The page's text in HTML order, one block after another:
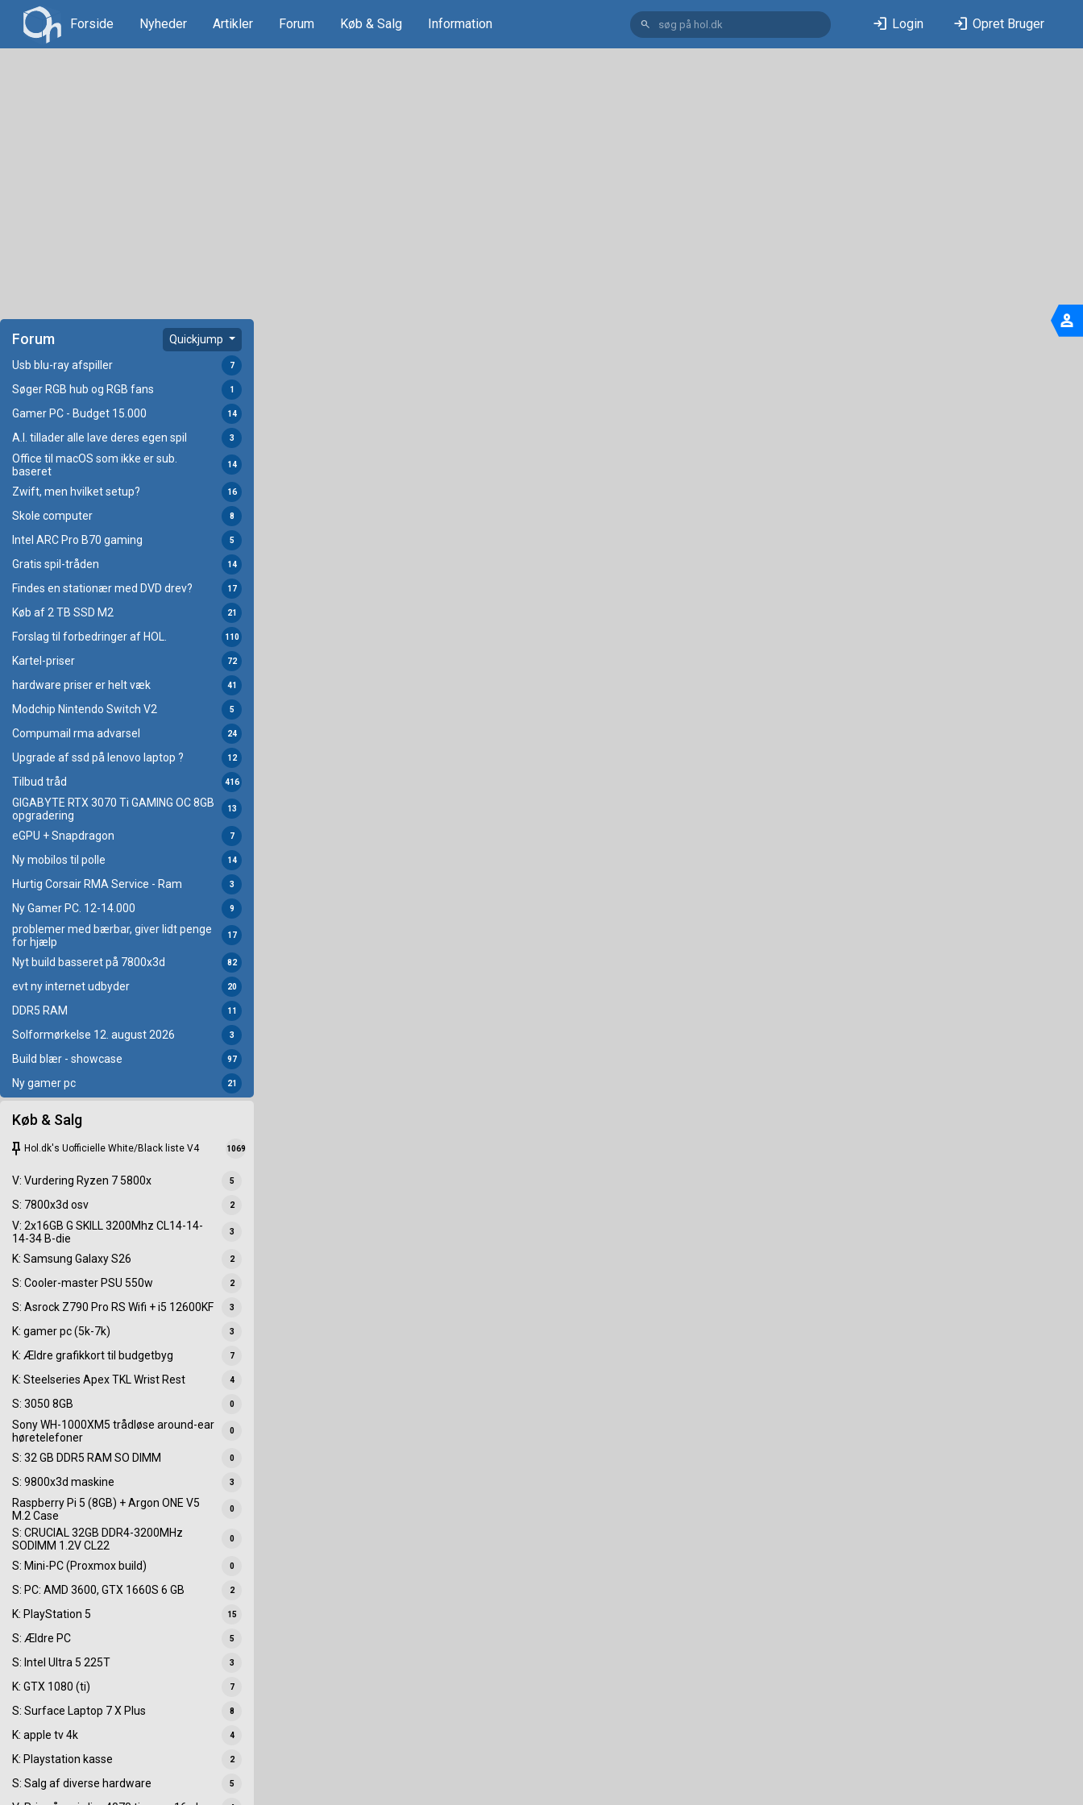
Forside Nyheder Artikler Forum Køb & Salg Information search login Login login Opret Bruger
Forum Quickjump
Usb blu-ray afspiller 7
Søger RGB hub og RGB fans 1
Gamer PC - Budget 15.000 14
A.I. tillader alle lave deres egen spil 3
Office til macOS som ikke er sub.
baseret
14
Zwift, men hvilket setup? 16
Skole computer 8
Intel ARC Pro B70 gaming 5
Gratis spil-tråden 14
Findes en stationær med DVD drev? 17
Køb af 2 TB SSD M2 21
Forslag til forbedringer af HOL. 110
Kartel-priser 72
hardware priser er helt væk 41
Modchip Nintendo Switch V2 5
Compumail rma advarsel 24
Upgrade af ssd på lenovo laptop ? 12
Tilbud tråd 416
GIGABYTE RTX 3070 Ti GAMING OC 8GB
opgradering
13
eGPU + Snapdragon 7
Ny mobilos til polle 14
Hurtig Corsair RMA Service - Ram 3
Ny Gamer PC. 12-14.000 9
problemer med bærbar, giver lidt penge
for hjælp
17
Nyt build basseret på 7800x3d 82
evt ny internet udbyder 20
DDR5 RAM 11
Solformørkelse 12. august 2026 3
Build blær - showcase 97
Ny gamer pc 21
Køb & Salg
keep Hol.dk's Uofficielle White/Black liste V4 1069
V: Vurdering Ryzen 7 5800x 5
S: 7800x3d osv 2
V: 2x16GB G SKILL 3200Mhz CL14-14-
14-34 B-die
3
K: Samsung Galaxy S26 2
S: Cooler-master PSU 550w 2
S: Asrock Z790 Pro RS Wifi + i5 12600KF 3
K: gamer pc (5k-7k) 3
K: Ældre grafikkort til budgetbyg 7
K: Steelseries Apex TKL Wrist Rest 4
S: 3050 8GB 0
Sony WH-1000XM5 trådløse around-ear
høretelefoner
0
S: 32 GB DDR5 RAM SO DIMM 0
S: 9800x3d maskine 3
Raspberry Pi 5 (8GB) + Argon ONE V5
M.2 Case
0
S: CRUCIAL 32GB DDR4-3200MHz
SODIMM 1.2V CL22
0
S: Mini-PC (Proxmox build) 0
S: PC: AMD 3600, GTX 1660S 6 GB 2
K: PlayStation 5 15
S: Ældre PC 5
S: Intel Ultra 5 225T 3
K: GTX 1080 (ti) 7
S: Surface Laptop 7 X Plus 8
K: apple tv 4k 4
K: Playstation kasse 2
S: Salg af diverse hardware 5
person